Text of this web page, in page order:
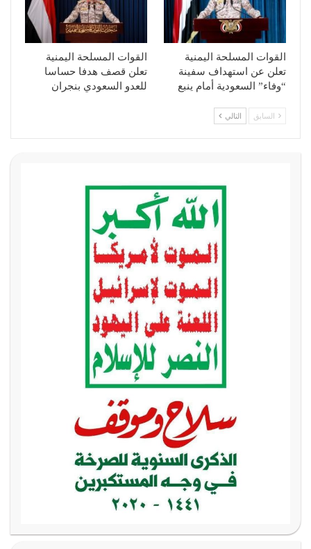
القوات المسلحة اليمنية
تعلن عن استهداف سفينة
“وفاء” السعودية أمام ينبع
القوات المسلحة اليمنية
تعلن قصف هدفا حساسا
للعدو السعودي بنجران
السابق التالي